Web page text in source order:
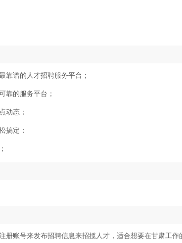
靠谱的人才招聘服务平台；
靠的服务平台；
动态；
搞定；
册账号来发布招聘信息来招揽人才，适合想要在甘肃工作